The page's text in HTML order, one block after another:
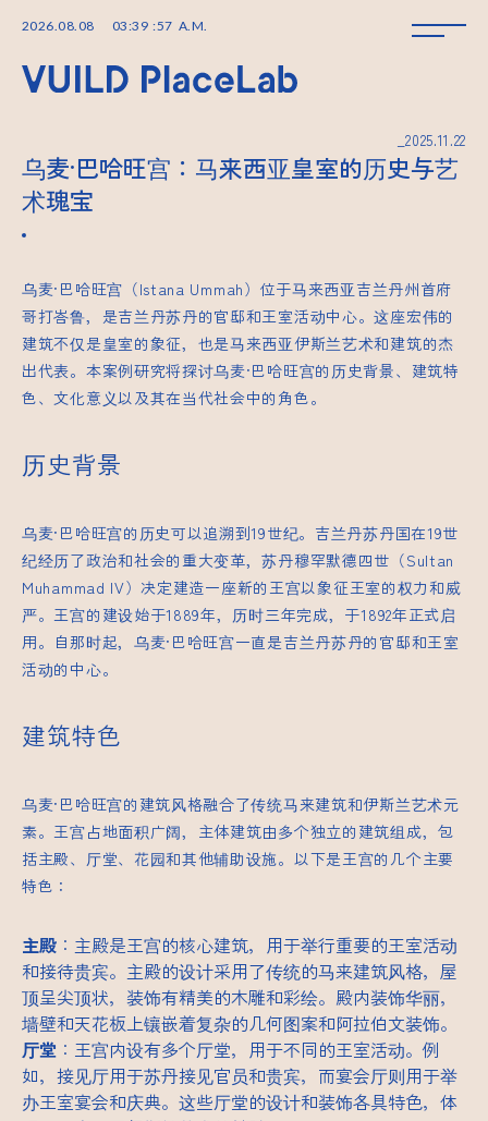
2026.08.08 03:39 :58 A.M.
_2025.11.22
乌麦·巴哈旺宫：马来西亚皇室的历史与艺
术瑰宝
乌麦·巴哈旺宫（Istana Ummah）位于马来西亚吉兰丹州首府
哥打峇鲁，是吉兰丹苏丹的官邸和王室活动中心。这座宏伟的
建筑不仅是皇室的象征，也是马来西亚伊斯兰艺术和建筑的杰
出代表。本案例研究将探讨乌麦·巴哈旺宫的历史背景、建筑特
色、文化意义以及其在当代社会中的角色。
历史背景
乌麦·巴哈旺宫的历史可以追溯到19世纪。吉兰丹苏丹国在19世
纪经历了政治和社会的重大变革，苏丹穆罕默德四世（Sultan
Muhammad IV）决定建造一座新的王宫以象征王室的权力和威
严。王宫的建设始于1889年，历时三年完成，于1892年正式启
用。自那时起，乌麦·巴哈旺宫一直是吉兰丹苏丹的官邸和王室
活动的中心。
建筑特色
乌麦·巴哈旺宫的建筑风格融合了传统马来建筑和伊斯兰艺术元
素。王宫占地面积广阔，主体建筑由多个独立的建筑组成，包
括主殿、厅堂、花园和其他辅助设施。以下是王宫的几个主要
特色：
主殿 ：主殿是王宫的核心建筑，用于举行重要的王室活动
和接待贵宾。主殿的设计采用了传统的马来建筑风格，屋
顶呈尖顶状，装饰有精美的木雕和彩绘。殿内装饰华丽，
墙壁和天花板上镶嵌着复杂的几何图案和阿拉伯文装饰。
厅堂 ：王宫内设有多个厅堂，用于不同的王室活动。例
如，接见厅用于苏丹接见官员和贵宾，而宴会厅则用于举
办王室宴会和庆典。这些厅堂的设计和装饰各具特色，体